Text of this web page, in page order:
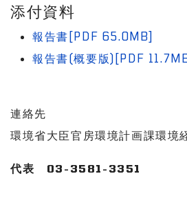
添付資料
報告書[PDF 65.0MB]
報告書(概要版)[PDF
連絡先
環境省大臣官房環境計画課環境
代表 03-3581-3351